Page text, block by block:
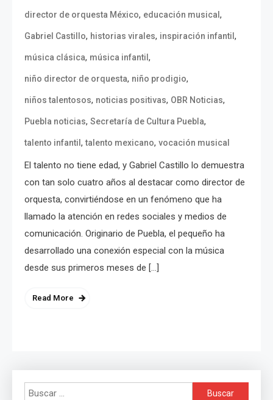
director de orquesta México, educación musical ,
Gabriel Castillo, historias virales, inspiración infantil ,
música clásica, música infantil ,
niño director de orquesta, niño prodigio,
niños talentosos, noticias positivas, OBR Noticias,
Puebla noticias, Secretaría de Cultura Puebla,
talento infantil ,talento mexicano, vocación musical
El talento no tiene edad, y Gabriel Castillo lo demuestra
con tan solo cuatro años al destacar como director de
orquesta, convirtiéndose en un fenómeno que ha
llamado la atención en redes sociales y medios de
comunicación. Originario de Puebla, el pequeño ha
desarrollado una conexión especial con la música
desde sus primeros meses de […]
Read More
Buscar: